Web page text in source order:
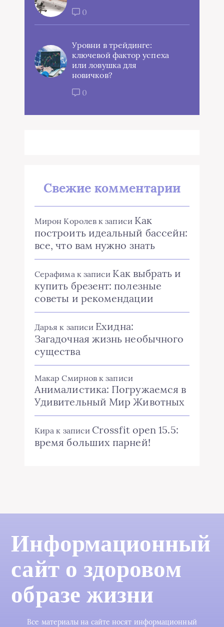
0
Уровни в трейдинге:
ключевой фактор успеха
или ловушка для
новичков?
0
Свежие комментарии
Мирон Королев к записи Как
построить идеальный бассейн:
все, что вам нужно знать
Серафима к записи Как выбрать и
купить брезент: полезные
советы и рекомендации
Дарья к записи Ехидна:
Загадочная жизнь необычного
существа
Макар Смирнов к записи
Анималистика: Погружаемся в
Удивительный Мир Животных
Кира к записи Crossfit open 15.5:
время больших парней!
Информационный
сайт о здоровом
образе жизни
Все материалы на сайте носят информационный